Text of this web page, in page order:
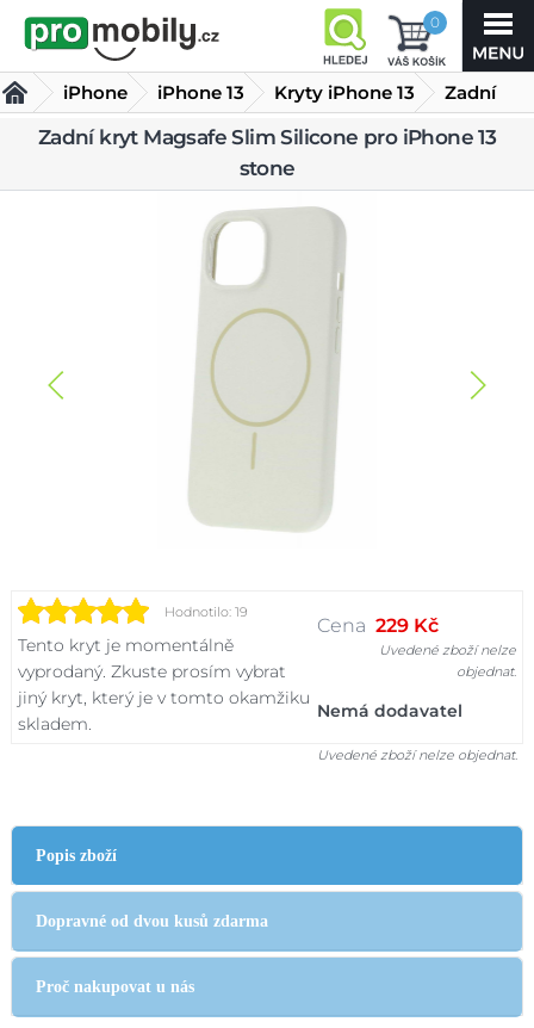
0
iPhone iPhone 13 Kryty iPhone 13
Zadní
kryt
Magsafe Slim Silicone pro iPhone 13 stone
Zadní kryt Magsafe Slim Silicone pro iPhone 13
stone
Hodnotilo: 19
Tento kryt je momentálně
vyprodaný. Zkuste prosím vybrat
jiný kryt, který je v tomto okamžiku
skladem.
Cena 229 Kč
Uvedené zboží nelze
objednat.
Nemá dodavatel
Uvedené zboží nelze objednat.
Popis zboží
Dopravné od dvou kusů zdarma
Proč nakupovat u nás